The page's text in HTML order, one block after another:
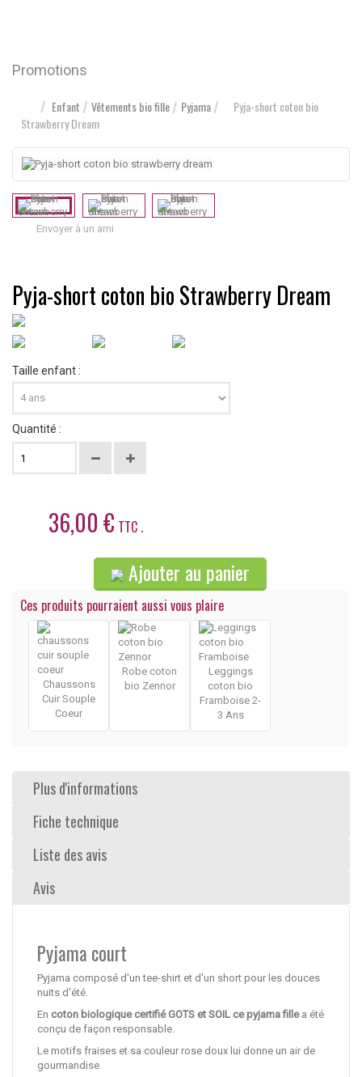
Promotions
Enfant Vêtements bio fille Pyjama
Pyja-short coton bio
Strawberry Dream
Envoyer à un ami
Pyja-short coton bio Strawberry Dream
Taille enfant :
Quantité :
36,00 € TTC .
Ajouter au panier
Ces produits pourraient aussi vous plaire
Chaussons
Cuir Souple
Coeur
Robe coton
bio Zennor
Leggings
coton bio
Framboise 2-
3 Ans
Plus d'informations
Fiche technique
Liste des avis
Avis
Pyjama court
Pyjama composé d'un tee-shirt et d'un short pour les douces
nuits d'été.
En coton biologique certifié GOTS et SOIL ce pyjama fille a été
conçu de façon responsable.
Le motifs fraises et sa couleur rose doux lui donne un air de
gourmandise.